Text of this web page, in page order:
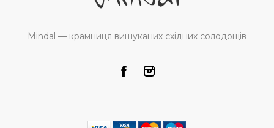
Mindal — крамниця вишуканих східних солодощів